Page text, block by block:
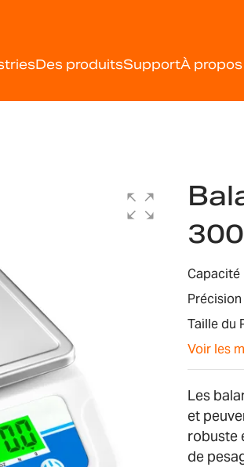
Des produitsSupportÀ
Capacité
Précision
Taille du
Voir les
Les
et
robuste
de